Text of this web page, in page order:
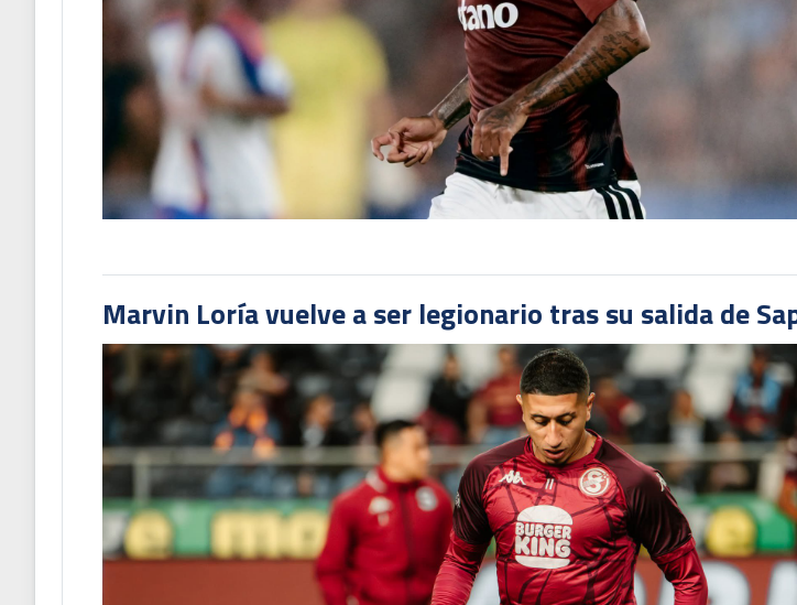
Marvin Loría vuelve a ser legionario tras su salida de